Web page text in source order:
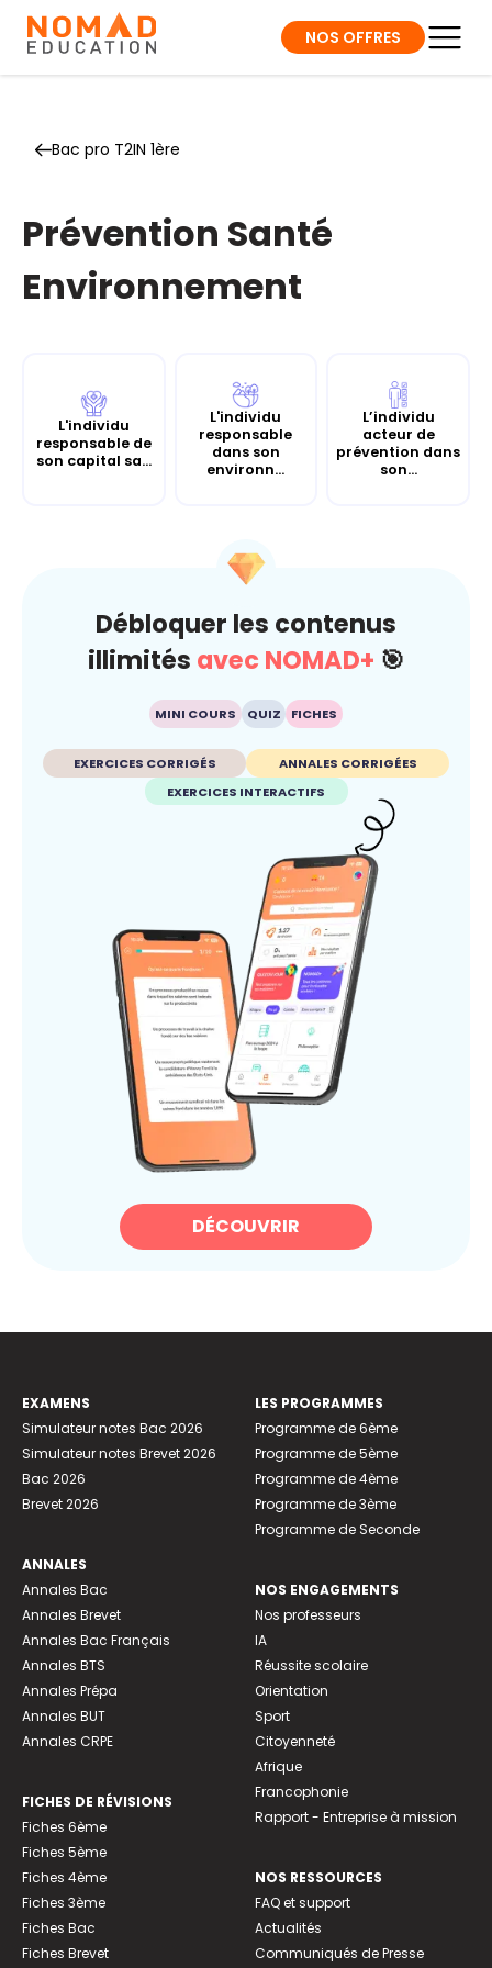
NOS OFFRES
Bac pro T2IN 1ère
Prévention Santé
Environnement
L'individu
responsable de
son capital sa...
L'individu
responsable
dans son
environn...
L’individu
acteur de
prévention dans
son...
Débloquer les contenus
illimités avec NOMAD+ 🎯
MINI COURS QUIZ FICHES
EXERCICES CORRIGÉS
ANNALES CORRIGÉES
EXERCICES INTERACTIFS
DÉCOUVRIR
EXAMENS
Simulateur notes Bac 2026
Simulateur notes Brevet 2026
Bac 2026
Brevet 2026
ANNALES
Annales Bac
Annales Brevet
Annales Bac Français
Annales BTS
Annales Prépa
Annales BUT
Annales CRPE
FICHES DE RÉVISIONS
Fiches 6ème
Fiches 5ème
Fiches 4ème
Fiches 3ème
Fiches Bac
Fiches Brevet
LES PROGRAMMES
Programme de 6ème
Programme de 5ème
Programme de 4ème
Programme de 3ème
Programme de Seconde
NOS ENGAGEMENTS
Nos professeurs
IA
Réussite scolaire
Orientation
Sport
Citoyenneté
Afrique
Francophonie
Rapport - Entreprise à mission
NOS RESSOURCES
FAQ et support
Actualités
Communiqués de Presse